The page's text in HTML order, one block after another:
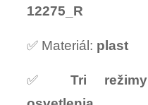
12275_R
✅ Materiál: plast
✅ Tri režimy